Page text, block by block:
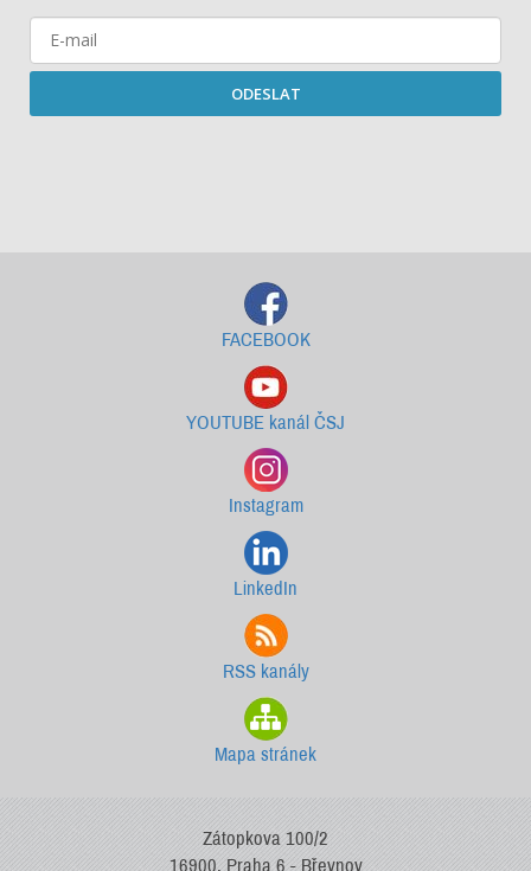
ODESLAT
FACEBOOK
YOUTUBE kanál ČSJ
Instagram
LinkedIn
RSS kanály
Mapa stránek
Zátopkova 100/2
16900, Praha 6 - Břevnov